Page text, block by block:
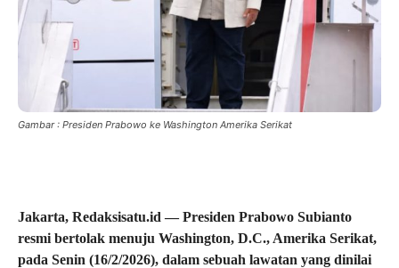
Gambar : Presiden Prabowo ke Washington Amerika Serikat
Jakarta, Redaksisatu.id — Presiden Prabowo Subianto
resmi bertolak menuju Washington, D.C., Amerika Serikat,
pada Senin (16/2/2026), dalam sebuah lawatan yang dinilai